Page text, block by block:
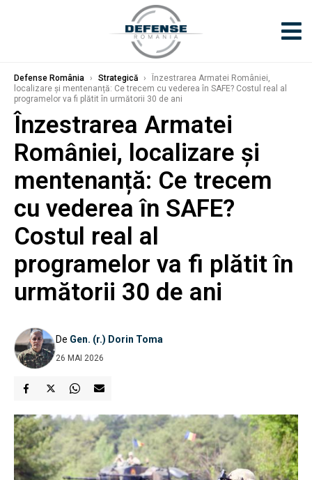
Defense România › Strategică ›
Înzestrarea Armatei României,
localizare și mentenanță: Ce trecem cu vederea în SAFE? Costul real al
programelor va fi plătit în următorii 30 de ani
Înzestrarea Armatei
României, localizare și
mentenanță: Ce trecem
cu vederea în SAFE?
Costul real al
programelor va fi plătit în
următorii 30 de ani
De Gen. (r.) Dorin Toma
26 MAI 2026